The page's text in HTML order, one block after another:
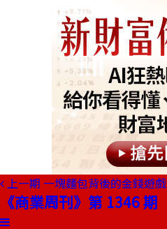
上一期 一塊麵包背後的金錢遊戲
《商業周刊》第 1346 期